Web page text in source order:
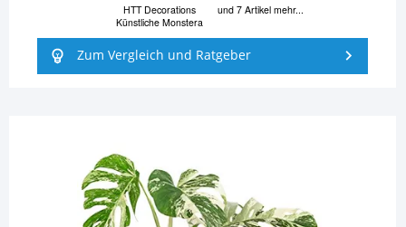
HTT Decorations
Künstliche Monstera
und 7 Artikel mehr...
Zum Vergleich und Ratgeber